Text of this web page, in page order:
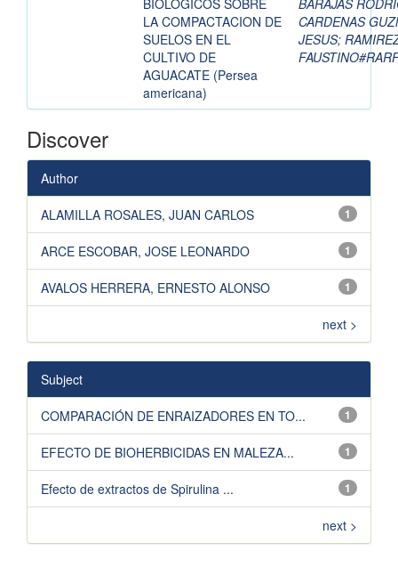
BIOLOGICOS SOBRE
LA COMPACTACION DE
SUELOS EN EL
CULTIVO DE
AGUACATE (Persea
americana)
BARAJAS
CARDENAS
JESUS;
Discover
Author
1
ALAMILLA ROSALES, JUAN CARLOS
1
ARCE ESCOBAR, JOSE LEONARDO
1
AVALOS HERRERA, ERNESTO ALONSO
next >
Subject
1
COMPARACIÓN DE ENRAIZADORES EN TO...
1
EFECTO DE BIOHERBICIDAS EN MALEZA...
1
Efecto de extractos de Spirulina ...
next >